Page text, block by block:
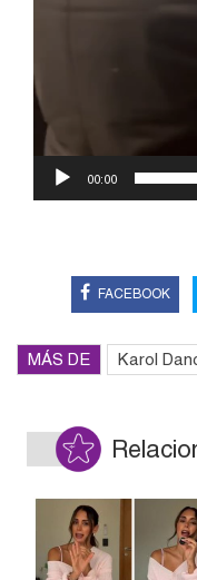
00:00
FACEBOOK
MÁS DE Karol